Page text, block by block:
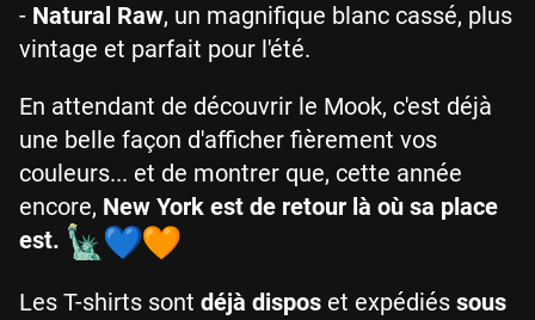
- Natural Raw, un magnifique blanc cassé, plus
vintage et parfait pour l'été.
En attendant de découvrir le Mook, c'est déjà
une belle façon d'afficher fièrement vos
couleurs... et de montrer que, cette année
encore, New York est de retour là où sa place
est.
Les T-shirts sont déjà dispos et expédiés sous